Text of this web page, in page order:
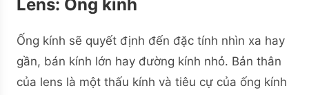
Lens: Ống kính
Ống kính sẽ quyết định đến đặc tính nhìn xa hay
gần, bán kính lớn hay đường kính nhỏ. Bản thân
của lens là một thấu kính và tiêu cự của ống kính